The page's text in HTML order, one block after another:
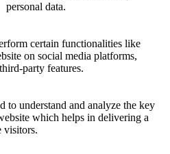
personal data.
certain functionalities like
on social media platforms,
party features.
to understand and analyze the key
which helps in delivering a
visitors.